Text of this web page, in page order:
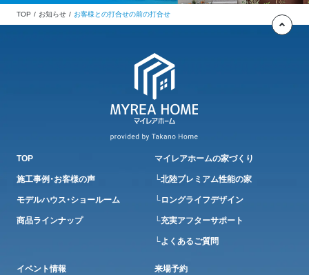
TOP お知らせ お客様との打合せの前の打合せ
TOP
施工事例・お客様の声
モデルハウス・ショールーム
商品ラインナップ
マイレアホームの家づくり
└北陸プレミアム性能の家
└ロングライフデザイン
└充実アフターサポート
└よくあるご質問
イベント情報 来場予約